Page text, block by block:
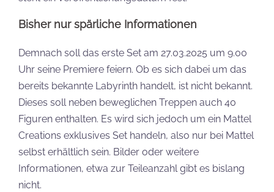
Bisher nur spärliche Informationen
Demnach soll das erste Set am 27.03.2025 um 9.00
Uhr seine Premiere feiern. Ob es sich dabei um das
bereits bekannte Labyrinth handelt, ist nicht bekannt.
Dieses soll neben beweglichen Treppen auch 40
Figuren enthalten. Es wird sich jedoch um ein Mattel
Creations exklusives Set handeln, also nur bei Mattel
selbst erhältlich sein. Bilder oder weitere
Informationen, etwa zur Teileanzahl gibt es bislang
nicht.